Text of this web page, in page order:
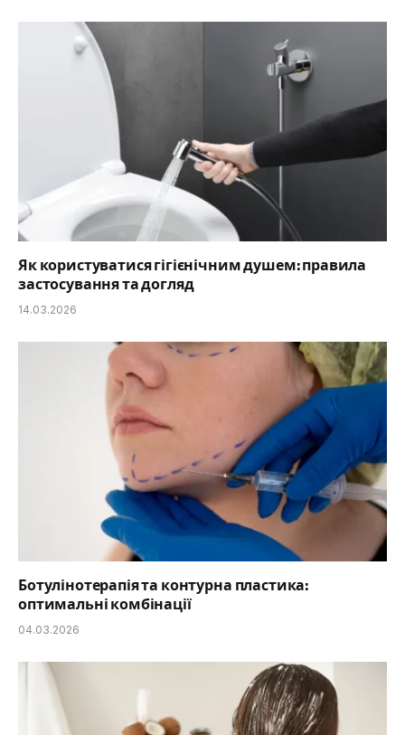
Як користуватися гігієнічним душем: правила
застосування та догляд
14.03.2026
Ботулінотерапія та контурна пластика:
оптимальні комбінації
04.03.2026